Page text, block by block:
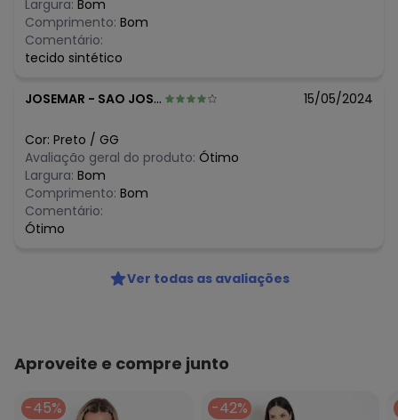
Largura: Bom
Comprimento: Bom
Comentário:
tecido sintético
JOSEMAR - SAO JOSE DE MIPIBU - RN 15/05/2024
Cor: Preto / GG
Avaliação geral do produto: Ótimo
Largura: Bom
Comprimento: Bom
Comentário:
Ótimo
Ver todas as avaliações
Aproveite e compre junto
-45% -42%